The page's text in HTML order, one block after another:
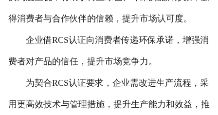
得消费者与合作伙伴的信赖，提升市场认可度。
企业借RCS认证向消费者传递环保承诺，增强消
费者对产品的信任，提升市场竞争力。
为契合RCS认证要求，企业需改进生产流程，采
用更高效技术与管理措施，提升生产能力和效益，推